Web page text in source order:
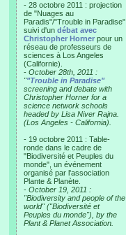
- 28 octobre 2011 : projection
de "Nuages au
Paradis"/"Trouble in Paradise"
suivi d'un débat avec
Christopher Horner pour un
réseau de professeurs de
sciences à Los Angeles
(Californie).
- October 28th, 2011 :
""Trouble in Paradise"
screening and debate with
Christopher Horner for a
science network schools
headed by Lisa Niver Rajna.
(Los Angeles - California).
- 19 octobre 2011 : Table-
ronde dans le cadre de
"Biodiversité et Peuples du
monde", un événement
organisé par l'association
Plante & Planète.
- October 19, 2011 :
"Biodiversity and people of the
world" ("Biodiversité et
Peuples du monde"), by the
Plant & Planet Association.